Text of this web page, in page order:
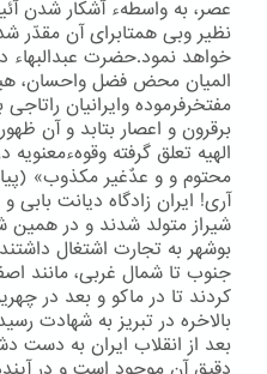
عصر، به واسطهء آشكار شدن
نظیر وبی همتابرای آن مقدّر
خواهد نمود.حضرت عبدالبهاء
المیان محض فضل واحسان،
مفتخرفرموده وایرانیان
برقرون و اعصار بتابد و آن
الهیه تعلق گرفته وقوهءمعنویه
محتوم و و عدٌغیر مكذوب» (پیام
آری! ایران زادگاه دیانت
شیراز متولد شدند و در همین
بوشهر به تجارت اشتغال
جنوب تا شمال غربی، مانند
كردند تا در ماكو و بعد در
بالاخره در تبریز به شهادت
بعد از انقلاب ایران به دست